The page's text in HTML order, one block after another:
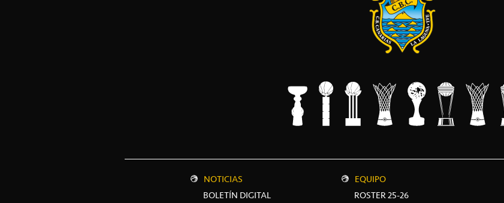
NOTICIAS
BOLETÍN DIGITAL
EQUIPO
ROSTER 25-26